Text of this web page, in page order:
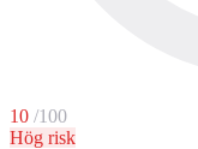
10 /100
Hög risk